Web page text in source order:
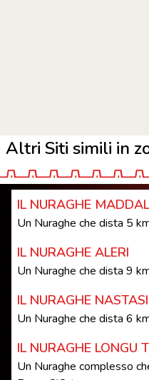
Altri Siti simili in
IL NURAGHE
Un Nuraghe che dista 5
IL NURAGHE ALERI
Un Nuraghe che dista 9
IL NURAGHE
Un Nuraghe che dista 6
IL NURAGHE LONGU
Un Nuraghe complesso